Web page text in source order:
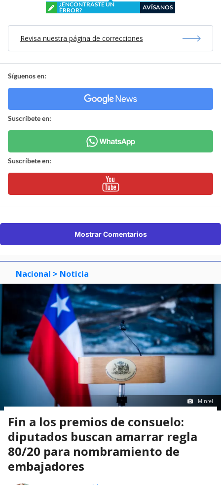
¿ENCONTRASTE UN
ERROR?
AVÍSANOS
Revisa nuestra página de correcciones
Síguenos en:
Suscríbete en:
Suscríbete en:
Mostrar Comentarios
Nacional > Noticia
Minrel
Fin a los premios de consuelo:
diputados buscan amarrar regla
80/20 para nombramiento de
embajadores